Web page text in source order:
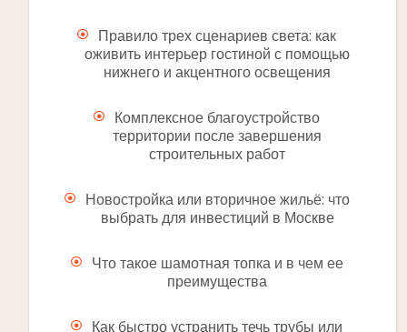
Правило трех сценариев света: как
оживить интерьер гостиной с помощью
нижнего и акцентного освещения
Комплексное благоустройство
территории после завершения
строительных работ
Новостройка или вторичное жильё: что
выбрать для инвестиций в Москве
Что такое шамотная топка и в чем ее
преимущества
Как быстро устранить течь трубы или